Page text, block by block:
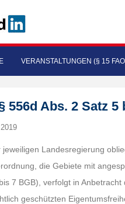
VERANSTALTUNGEN (§ 15
556d Abs. 2 Satz 5
jeweiligen Landesregierung
die Gebiete mit
7 BGB), verfolgt in
geschützten